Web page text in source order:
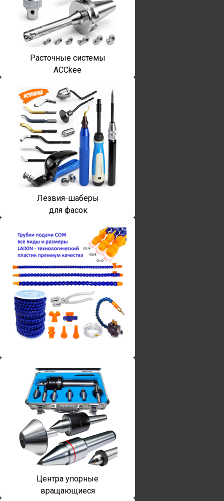
Расточные системы
ACCkee
Лезвия-шаберы
для фасок
Винты torx
Центра упорные
вращающиеся